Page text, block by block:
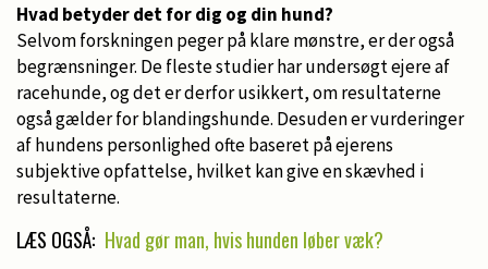
Hvad betyder det for dig og din hund?
Selvom forskningen peger på klare mønstre, er der også
begrænsninger. De fleste studier har undersøgt ejere af
racehunde, og det er derfor usikkert, om resultaterne
også gælder for blandingshunde. Desuden er vurderinger
af hundens personlighed ofte baseret på ejerens
subjektive opfattelse, hvilket kan give en skævhed i
resultaterne.
LÆS OGSÅ: Hvad gør man, hvis hunden løber væk?